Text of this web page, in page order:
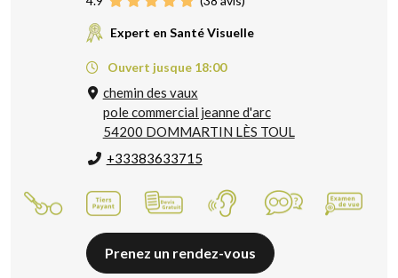
Expert en Santé Visuelle
Ouvert jusque 18:00
chemin des vaux
pole commercial jeanne d'arc
54200 DOMMARTIN LÈS TOUL
+33383633715
Prenez un rendez-vous